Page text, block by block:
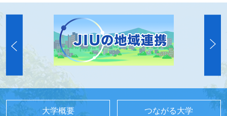
大学概要 つながる大学